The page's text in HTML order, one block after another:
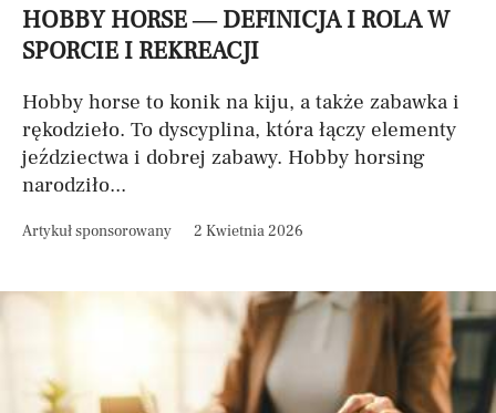
HOBBY HORSE — DEFINICJA I ROLA W
SPORCIE I REKREACJI
Hobby horse to konik na kiju, a także zabawka i
rękodzieło. To dyscyplina, która łączy elementy
jeździectwa i dobrej zabawy. Hobby horsing
narodziło...
Artykuł sponsorowany 2 Kwietnia 2026